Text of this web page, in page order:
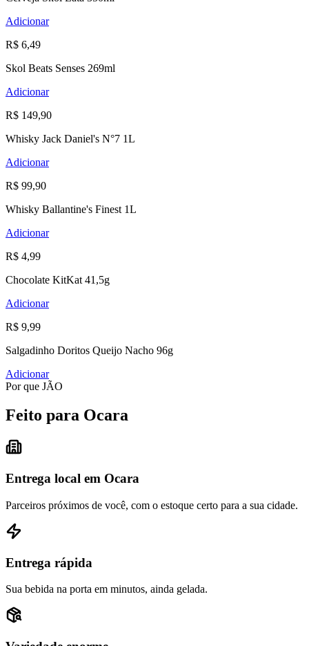
Adicionar
R$ 6,49
Skol Beats Senses 269ml
Adicionar
R$ 149,90
Whisky Jack Daniel's N°7 1L
Adicionar
R$ 99,90
Whisky Ballantine's Finest 1L
Adicionar
R$ 4,99
Chocolate KitKat 41,5g
Adicionar
R$ 9,99
Salgadinho Doritos Queijo Nacho 96g
Adicionar
Por que JÃO
Feito para Ocara
Entrega local em Ocara
Parceiros próximos de você, com o estoque certo para a sua cidade.
Entrega rápida
Sua bebida na porta em minutos, ainda gelada.